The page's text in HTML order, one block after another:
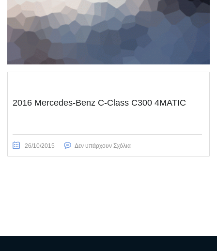
2016 Mercedes-Benz C-Class C300 4MATIC
26/10/2015 Δεν υπάρχουν Σχόλια